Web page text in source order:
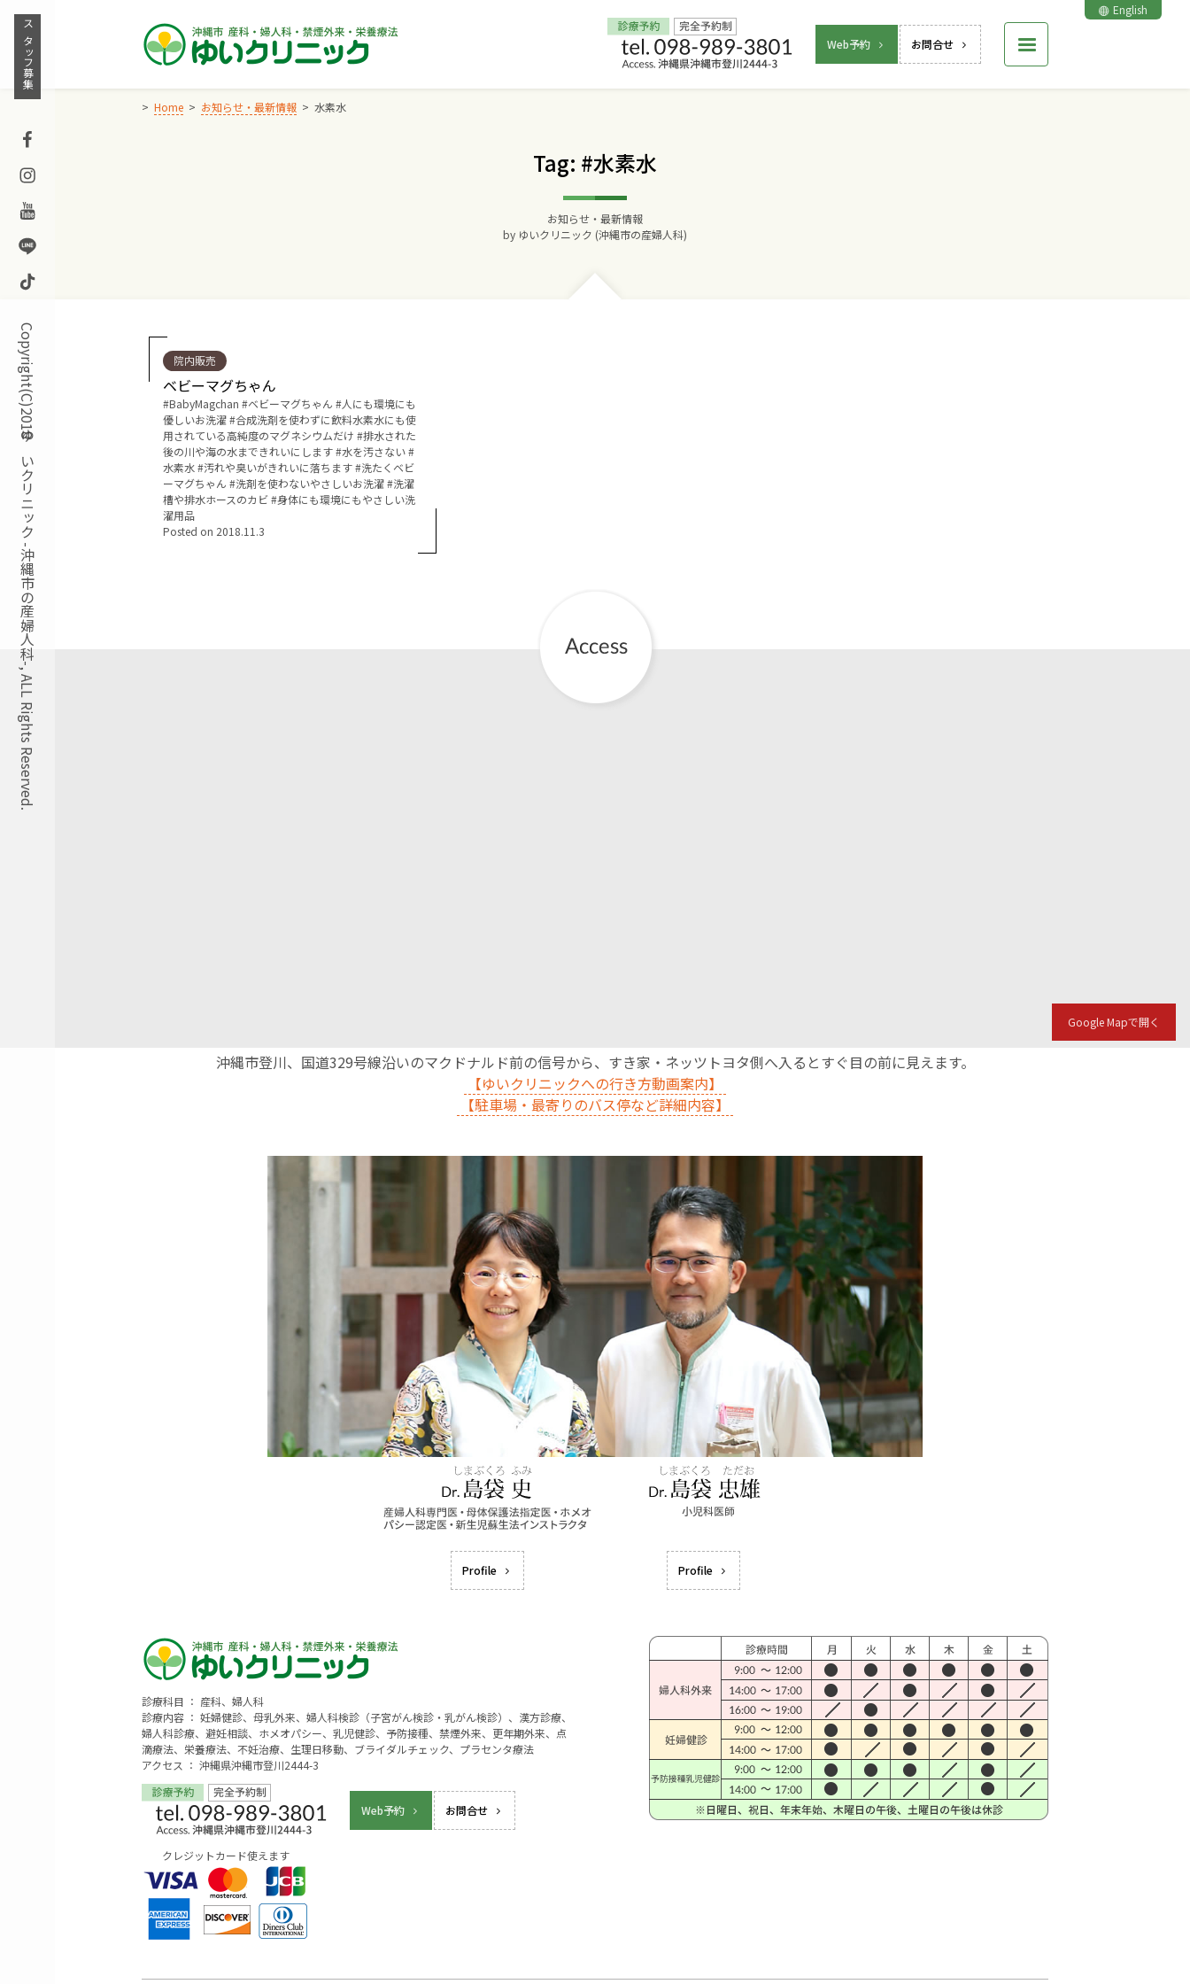
Skip
content
Web予約 お問合せ
English
スタッフ募集
Facebook
Instagram
Youtube
Line
TikTok
Copyright(C)2018ゆいクリニック -沖縄市の産婦人科-, ALL Rights Reserved.
Home お知らせ・最新情報 水素水
Tag: #水素水
お知らせ・最新情報
by ゆいクリニック (沖縄市の産婦人科)
院内販売
ベビーマグちゃん
Tags:
BabyMagchan ベビーマグちゃん
人にも環境にも
優しいお洗濯
合成洗剤を使わずに飲料水素水にも使
用されている高純度のマグネシウムだけ
排水された
後の川や海の水まできれいにします 水を汚さない
水素水 汚れや臭いがきれいに落ちます
洗たくベビ
ーマグちゃん
洗剤を使わないやさしいお洗濯
洗濯
槽や排水ホースのカビ 身体にも環境にもやさしい洗
濯用品
Posted on 2018.11.3
Google Mapで開く
沖縄市登川、国道329号線沿いのマクドナルド前の信号から、すき家・ネッツトヨタ側へ入るとすぐ目の前に見えます。
【ゆいクリニックへの行き方動画案内】
【駐車場・最寄りのバス停など詳細内容】
Profile Profile
診療科目 ： 産科、婦人科
診療内容 ： 妊婦健診、母乳外来、婦人科検診（子宮がん検診・乳がん検診）、漢方診療、
婦人科診療、避妊相談、ホメオパシー、乳児健診、予防接種、禁煙外来、更年期外来、点
滴療法、栄養療法、不妊治療、生理日移動、ブライダルチェック、プラセンタ療法
アクセス ： 沖縄県沖縄市登川2444-3
Web予約 お問合せ
クレジットカード使えます
交通アクセス
院長からのごあいさつ
ゆいクリニックの経営理念
その他の診療内容
‘さんルーム’ でさまざまな講座・クラス